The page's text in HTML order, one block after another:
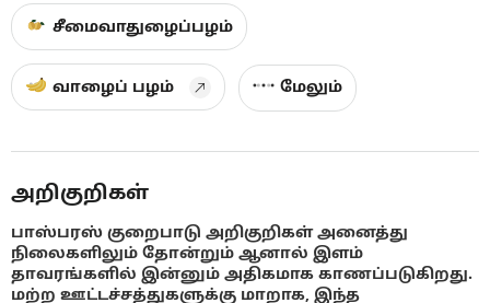
சீமைவாதுழைப்பழம்
வாழைப் பழம் மேலும்
அறிகுறிகள்
பாஸ்பரஸ் குறைபாடு அறிகுறிகள் அனைத்து
நிலைகளிலும் தோன்றும் ஆனால் இளம்
தாவரங்களில் இன்னும் அதிகமாக காணப்படுகிறது.
மற்ற ஊட்டச்சத்துகளுக்கு மாறாக, இந்த